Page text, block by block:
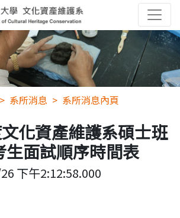
系所消息 系所消息內頁
化資產維護系碩士班
生面試順序時間表
下午2:12:58.000